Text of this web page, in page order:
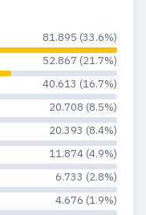
92
309
103
70
29
60
81.895 (33.6%)
52.867 (21.7%)
40.613 (16.7%)
20.708 (8.5%)
20.393 (8.4%)
11.874 (4.9%)
6.733 (2.8%)
4.676 (1.9%)